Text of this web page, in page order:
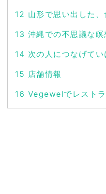
12 山形で思い出した、
13 沖縄での不思議な瞑
14 次の人につなげてい
15 店舗情報
16 Vegewelでレスト